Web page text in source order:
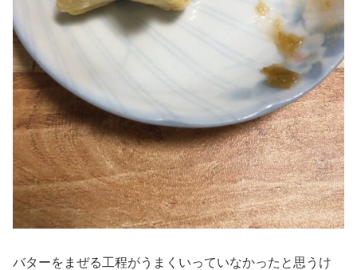
バターをまぜる工程がうまくいっていなかったと思うけ